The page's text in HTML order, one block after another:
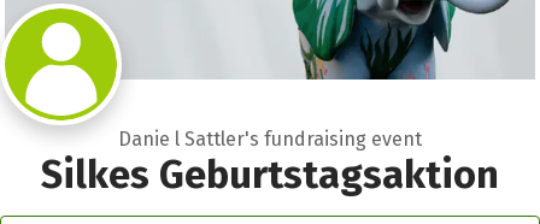
Danie l Sattler's fundraising event
Silkes Geburtstagsaktion